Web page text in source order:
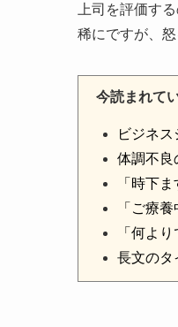
上司を評価す
稀にですが、
今読まれて
ビジネ
体調不良
「時下
「ご療
「何よ
長文のタ